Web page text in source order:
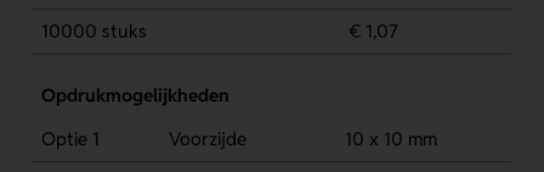
10000 stuks
€ 1,07
Opdrukmogelijkheden
Optie 1
Voorzijde
10 x 10 mm